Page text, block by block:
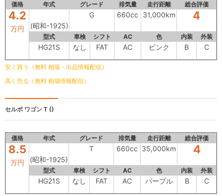
価格 年式 グレード 排気量 走行距離 総合評価
4.2
万円 (昭和-1925)
G 660cc 31,000km 4
型式 車検 シフト AC 色 内装 外装
HG21S なし FAT AC ピンク B C
安く買う（無料 相場・出品情報配信）
高く売る（無料 相場情報配信）
セルボ ワゴン T ()
価格 年式 グレード 排気量 走行距離 総合評価
8.5
万円 (昭和-1925)
T 660cc 35,000km 4
型式 車検 シフト AC 色 内装 外装
HG21S なし FAT AC パープル B C